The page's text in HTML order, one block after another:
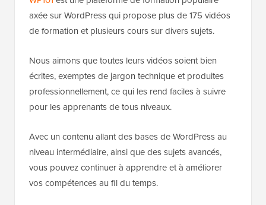
axée sur WordPress qui propose plus de 175 vidéos
de formation et plusieurs cours sur divers sujets.
Nous aimons que toutes leurs vidéos soient bien
écrites, exemptes de jargon technique et produites
professionnellement, ce qui les rend faciles à suivre
pour les apprenants de tous niveaux.
Avec un contenu allant des bases de WordPress au
niveau intermédiaire, ainsi que des sujets avancés,
vous pouvez continuer à apprendre et à améliorer
vos compétences au fil du temps.